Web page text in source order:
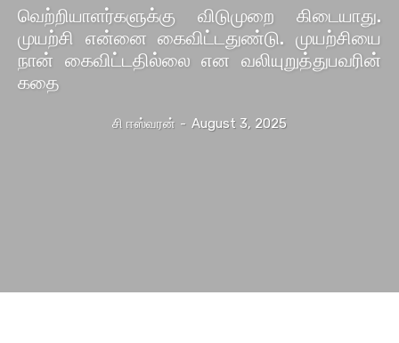
வெற்றியாளர்களுக்கு விடுமுறை கிடையாது.
முயற்சி என்னை கைவிட்டதுண்டு. முயற்சியை
நான் கைவிட்டதில்லை என வலியுறுத்துபவரின்
கதை
சி ஈஸ்வரன் - August 3, 2025